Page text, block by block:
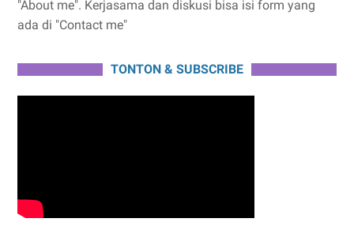
"About me". Kerjasama dan diskusi bisa isi form yang
ada di "Contact me"
TONTON & SUBSCRIBE